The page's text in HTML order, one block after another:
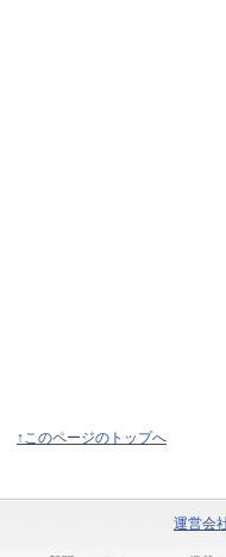
↑このページのトップへ
運営会